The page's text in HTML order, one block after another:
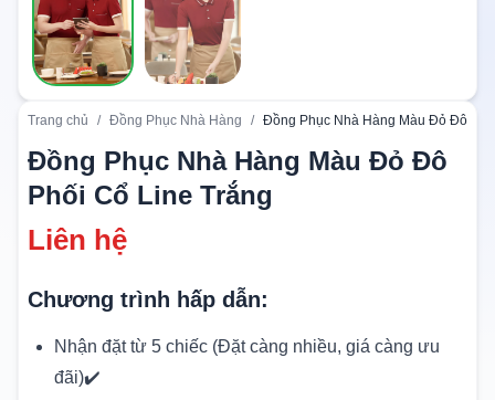
Trang chủ / Đồng Phục Nhà Hàng / Đồng Phục Nhà Hàng Màu Đỏ Đô
Đồng Phục Nhà Hàng Màu Đỏ Đô
Phối Cổ Line Trắng
Liên hệ
Chương trình hấp dẫn:
Nhận đặt từ 5 chiếc (Đặt càng nhiều, giá càng ưu
đãi)✔️